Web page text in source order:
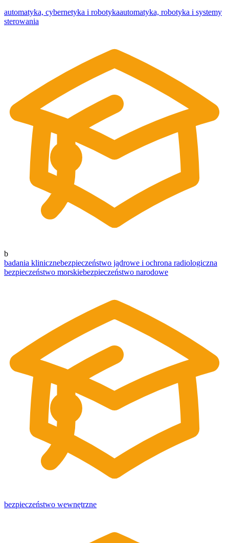
automatyka, cybernetyka i robotykaautomatyka, robotyka i systemy
sterowania
b
badania klinicznebezpieczeństwo jądrowe i ochrona radiologiczna
bezpieczeństwo morskiebezpieczeństwo narodowe
bezpieczeństwo wewnętrzne